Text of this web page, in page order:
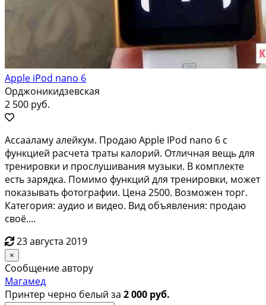
Apple iPod nano 6
Орджоникидзевская
2 500 руб.
Ассааламу алейкум. Продаю Apple IPod nano 6 с
функцией расчета траты калорий. Отличная вещь для
тренировки и прослушивания музыки. В комплекте
есть зарядка. Помимо функций для тренировки, может
показывать фотографии. Цена 2500. Возможен торг.
Категория: аудио и видео. Вид объявления: продаю
своё....
23 августа 2019
×
Сообщение автору
Магамед
Принтер черно белый за 2 000 руб.